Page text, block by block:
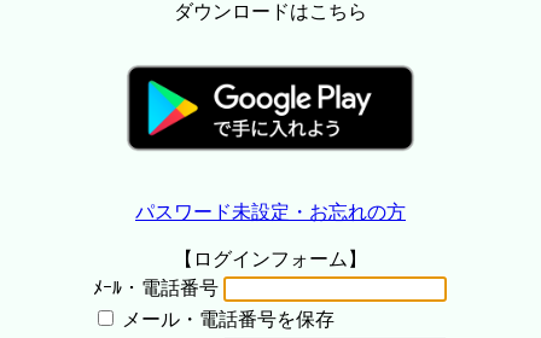
ダウンロードはこちら
パスワード未設定・お忘れの方
【ログインフォーム】
ﾒｰﾙ・電話番号
メール・電話番号を保存